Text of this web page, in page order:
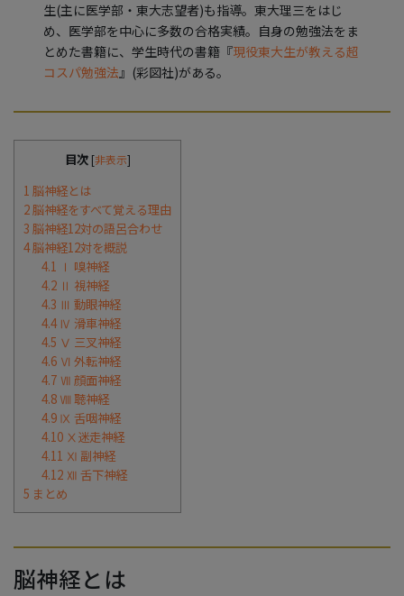
生(主に医学部・東大志望者)も指導。東大理三をはじ
め、医学部を中心に多数の合格実績。自身の勉強法をま
とめた書籍に、学生時代の書籍『現役東大生が教える超
コスパ勉強法』(彩図社)がある。
目次 [非表示]
1 脳神経とは
2脳神経をすべて覚える理由
3 脳神経12対の語呂合わせ
4脳神経12対を概説
4.1 Ⅰ 嗅神経
4.2Ⅱ 視神経
4.3 Ⅲ 動眼神経
4.4Ⅳ 滑車神経
4.5 Ⅴ 三叉神経
4.6Ⅵ 外転神経
4.7Ⅶ 顔面神経
4.8Ⅷ 聴神経
4.9Ⅸ 舌咽神経
4.10Ⅹ迷走神経
4.11 Ⅺ 副神経
4.12Ⅻ 舌下神経
5 まとめ
脳神経とは